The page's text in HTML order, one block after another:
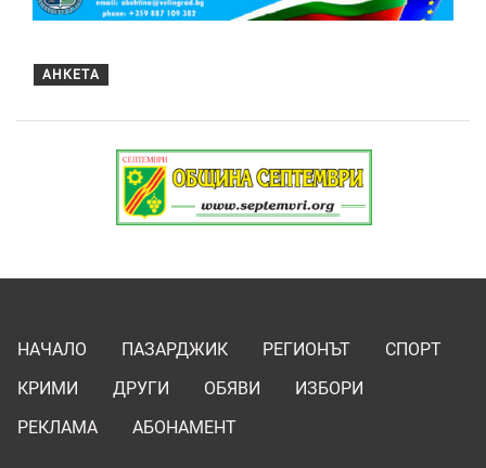
АНКЕТА
НАЧАЛО ПАЗАРДЖИК РЕГИОНЪТ
СПОРТ
КРИМИ
ДРУГИ ОБЯВИ
ИЗБОРИ
РЕКЛАМА
АБОНАМЕНТ